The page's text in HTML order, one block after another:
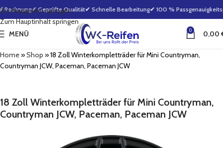
Zur Navigation springen
Zum Hauptinhalt springen
✔ Geprüfte Qualität✔ Schnelle Bearbeitung✔ 100 %
MENÜ 0 0,00
Home»Shop »18 Zoll Winterkompletträder für Mini Countryman,
Countryman JCW, Paceman, Paceman JCW
18 Zoll Winterkompletträder für Mini Countryman,
Countryman JCW, Paceman, Paceman JCW